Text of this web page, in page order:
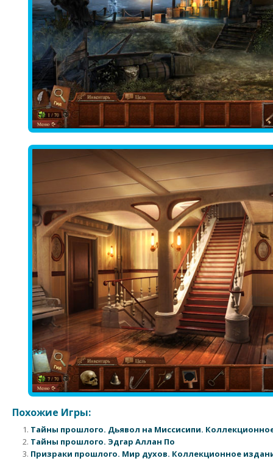
Похожие Игры:
Тайны прошлого. Дьявол на Миссисипи.
Тайны прошлого. Эдгар Аллан По
Призраки прошлого. Мир духов. Коллекционное